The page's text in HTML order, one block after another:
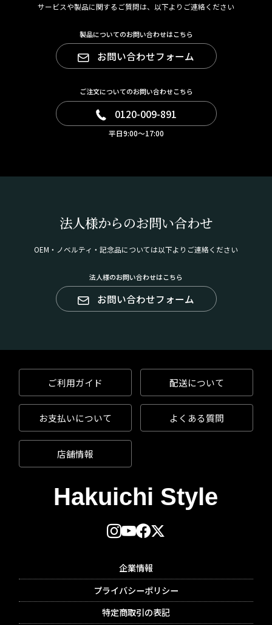
サービスや製品に関するご質問は、以下よりご連絡ください
製品についてのお問い合わせはこちら
お問い合わせフォーム
ご注文についてのお問い合わせこちら
0120-009-891
平日9:00～17:00
法人様からのお問い合わせ
OEM・ノベルティ・記念品については以下よりご連絡ください
法人様のお問い合わせはこちら
お問い合わせフォーム
ご利用ガイド 配送について
お支払いについて よくある質問
店舗情報
企業情報
プライバシーポリシー
特定商取引の表記